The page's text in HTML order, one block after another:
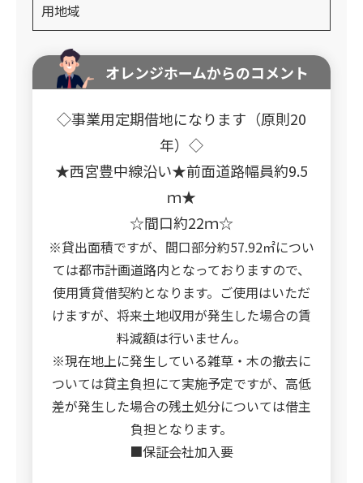
用地域
オレンジホームからのコメント
◇事業用定期借地になります（原則20
年）◇
★西宮豊中線沿い★前面道路幅員約9.5
ｍ★
☆間口約22ｍ☆
※貸出面積ですが、間口部分約57.92㎡につい
ては都市計画道路内となっておりますので、
使用賃貸借契約となります。ご使用はいただ
けますが、将来土地収用が発生した場合の賃
料減額は行いません。
※現在地上に発生している雑草・木の撤去に
ついては貸主負担にて実施予定ですが、高低
差が発生した場合の残土処分については借主
負担となります。
■保証会社加入要